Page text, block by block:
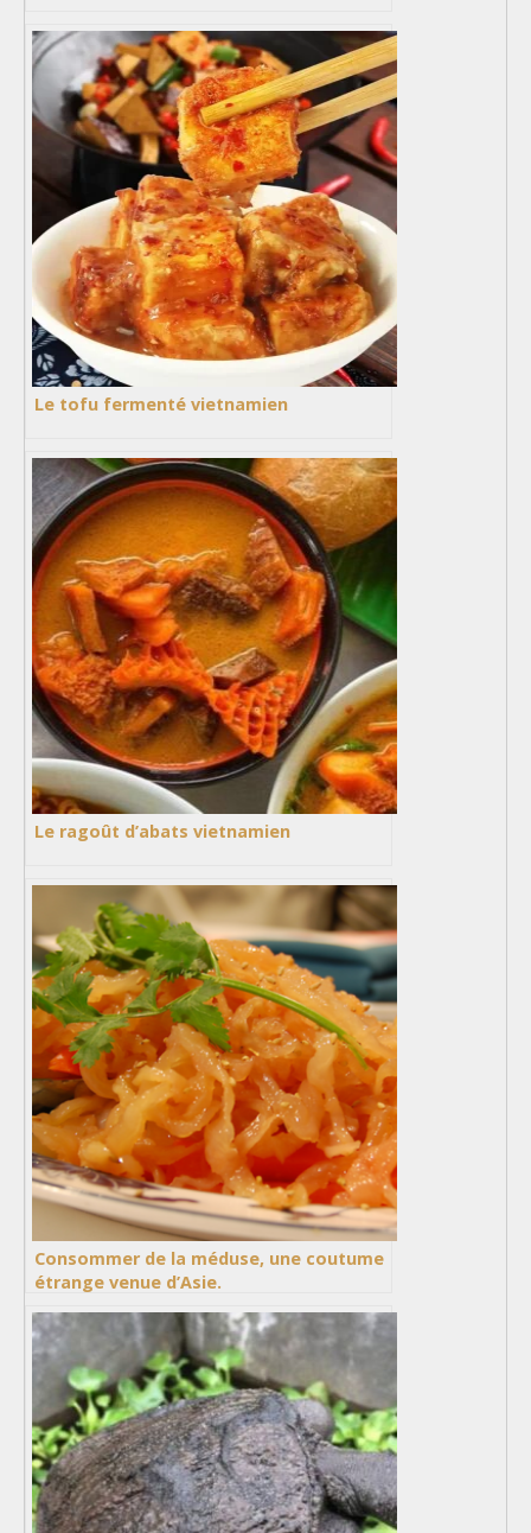
Le tofu fermenté vietnamien
Le ragoût d’abats vietnamien
Consommer de la méduse, une coutume
étrange venue d’Asie.